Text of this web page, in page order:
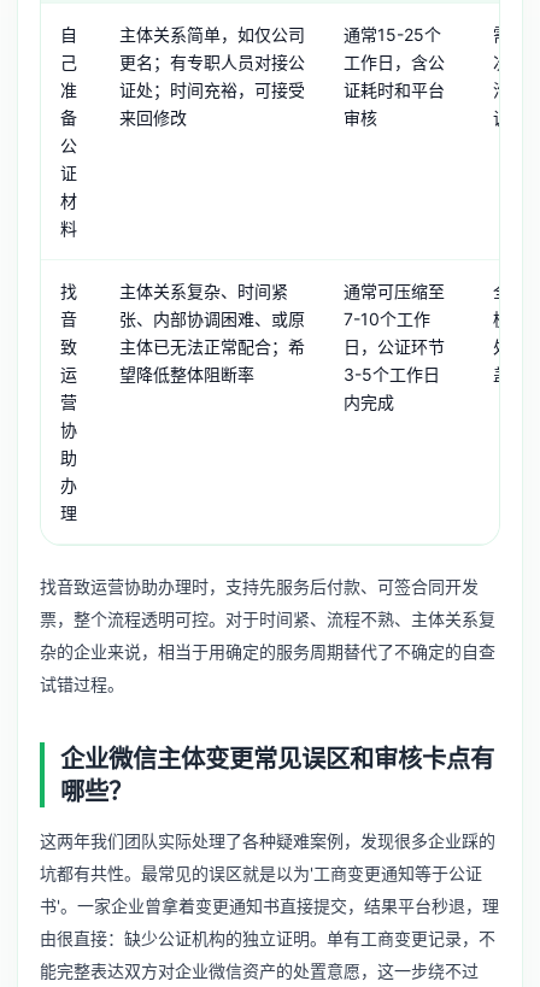
自
己
准
备
公
证
材
料
主体关系简单，如仅公司
更名；有专职人员对接公
证处；时间充裕，可接受
来回修改
通常15-25个
工作日，含公
证耗时和平台
审核
需自
次往
沟通
调盖
找
音
致
运
营
协
助
办
理
主体关系复杂、时间紧
张、内部协调困难、或原
主体已无法正常配合；希
望降低整体阻断率
通常可压缩至
7-10个工作
日，公证环节
3-5个工作日
内完成
全程
梳理
处，
盖章
找音致运营协助办理时，支持先服务后付款、可签合同开发
票，整个流程透明可控。对于时间紧、流程不熟、主体关系复
杂的企业来说，相当于用确定的服务周期替代了不确定的自查
试错过程。
企业微信主体变更常见误区和审核卡点有
哪些？
这两年我们团队实际处理了各种疑难案例，发现很多企业踩的
坑都有共性。最常见的误区就是以为'工商变更通知等于公证
书'。一家企业曾拿着变更通知书直接提交，结果平台秒退，理
由很直接：缺少公证机构的独立证明。单有工商变更记录，不
能完整表达双方对企业微信资产的处置意愿，这一步绕不过